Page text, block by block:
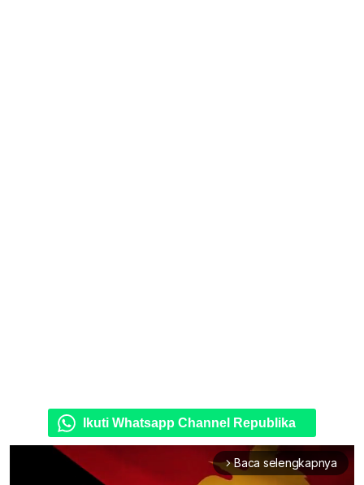
Ikuti Whatsapp Channel Republika
arrow_forward_ios Baca selengkapnya